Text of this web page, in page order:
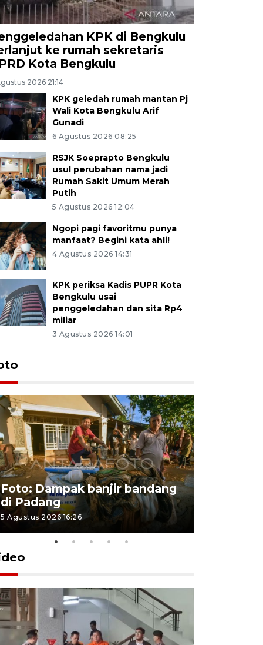
KPK di Bengkulu
ke rumah sekretaris
Kota Bengkulu
2026 21:14
KPK geledah rumah mantan Pj
Wali Kota Bengkulu Arif
Gunadi
6 Agustus 2026 08:25
RSJK Soeprapto Bengkulu
usul perubahan nama jadi
Rumah Sakit Umum Merah
Putih
5 Agustus 2026 12:04
Ngopi pagi favoritmu punya
manfaat? Begini kata ahli!
4 Agustus 2026 14:31
KPK periksa Kadis PUPR Kota
Bengkulu usai
penggeledahan dan sita Rp4
miliar
3 Agustus 2026 14:01
Foto: Dampak banjir bandang
di Padang
5 Agustus 2026 16:26